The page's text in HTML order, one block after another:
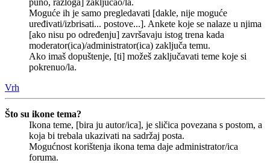
Moguće ih je samo pregledavati [dakle, nije moguće
uređivati/izbrisati... postove...]. Ankete koje se nalaze u njima
[ako nisu po određenju] završavaju istog trena kada
moderator(ica)/administrator(ica) zaključa temu.
Ako imaš dopuštenje, [ti] možeš zaključavati teme koje si
pokrenuo/la.
Vrh
Što su ikone tema?
Ikona teme, [bira ju autor/ica], je sličica povezana s postom, a
koja bi trebala ukazivati na sadržaj posta.
Mogućnost korištenja ikona tema daje administrator/ica
foruma.